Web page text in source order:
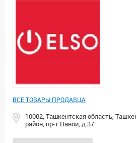
ВСЕ ТОВАРЫ ПРОДАВЦА
10002, Ташкентская область,
район, пр-т Навои, д.37